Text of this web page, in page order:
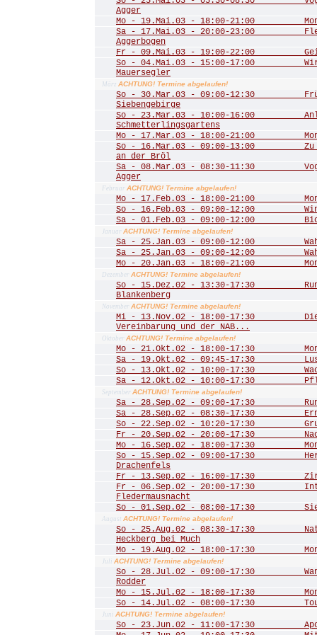
Agger
Mo - 19.Mai.03 - 18:00-21:00
Sa - 17.Mai.03 - 20:00-23:00
Aggerbogen
Fr - 09.Mai.03 - 19:00-22:00
So - 04.Mai.03 - 15:00-17:00 Wir
Mauersegler
März ACHTUNG! Termine abgelaufen!
So - 30.Mar.03 - 09:00-12:30
Siebengebirge
So - 23.Mar.03 - 10:00-16:00
Schmetterlingsgartens
Mo - 17.Mar.03 - 18:00-21:00
So - 16.Mar.03 - 09:00-13:00 Zu
an der Bröl
Sa - 08.Mar.03 - 08:30-11:30
Agger
Februar ACHTUNG! Termine abgelaufen!
Mo - 17.Feb.03 - 18:00-21:00
So - 16.Feb.03 - 09:00-12:00
Sa - 01.Feb.03 - 09:00-12:00
Januar ACHTUNG! Termine abgelaufen!
Sa - 25.Jan.03 - 09:00-12:00
Sa - 25.Jan.03 - 09:00-12:00
Mo - 20.Jan.03 - 18:00-21:00
Dezember ACHTUNG! Termine abgelaufen!
So - 15.Dez.02 - 13:30-17:30 Rund
Blankenberg
November ACHTUNG! Termine abgelaufen!
Mi - 13.Nov.02 - 18:00-17:30 Die
Vereinbarung und der NAB...
Oktober ACHTUNG! Termine abgelaufen!
Mo - 21.Okt.02 - 18:00-17:30
Sa - 19.Okt.02 - 09:45-17:30 Lust
So - 13.Okt.02 - 10:00-17:30
Sa - 12.Okt.02 - 10:00-17:30
September ACHTUNG! Termine abgelaufen!
Sa - 28.Sep.02 - 09:00-17:30 Rund
Sa - 28.Sep.02 - 08:30-17:30
So - 22.Sep.02 - 10:20-17:30
Fr - 20.Sep.02 - 20:00-17:30
Mo - 16.Sep.02 - 18:00-17:30
So - 15.Sep.02 - 09:00-17:30
Drachenfels
Fr - 13.Sep.02 - 16:00-17:30
Fr - 06.Sep.02 - 20:00-17:30
Fledermausnacht
So - 01.Sep.02 - 08:00-17:30
August ACHTUNG! Termine abgelaufen!
So - 25.Aug.02 - 08:30-17:30
Heckberg bei Much
Mo - 19.Aug.02 - 18:00-17:30
Juli ACHTUNG! Termine abgelaufen!
So - 28.Jul.02 - 09:00-17:30
Rodder
Mo - 15.Jul.02 - 18:00-17:30
So - 14.Jul.02 - 08:00-17:30 Tour
Juni ACHTUNG! Termine abgelaufen!
So - 23.Jun.02 - 11:00-17:30